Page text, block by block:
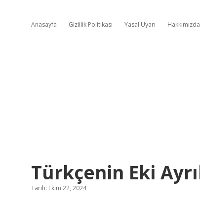
Anasayfa Gizlilik Politikası Yasal Uyarı Hakkımızda
Türkçenin Eki
Tarih: Ekim 22, 2024